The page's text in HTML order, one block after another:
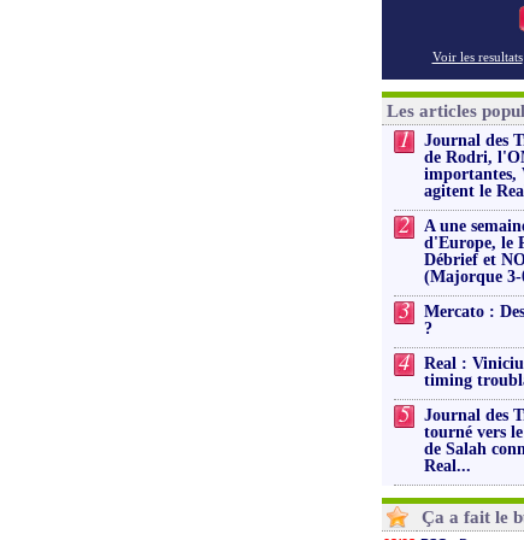
Voir les resultats
Les articles
1
Journal des
de Rodri,
importantes,
agitent le
2
A une
d'Europe, le
Débrief et
(Majorque 3-
3
Mercato :
?
4
Real :
timing
5
Journal des
tourné vers
de Salah
Real...
Ça a fait le